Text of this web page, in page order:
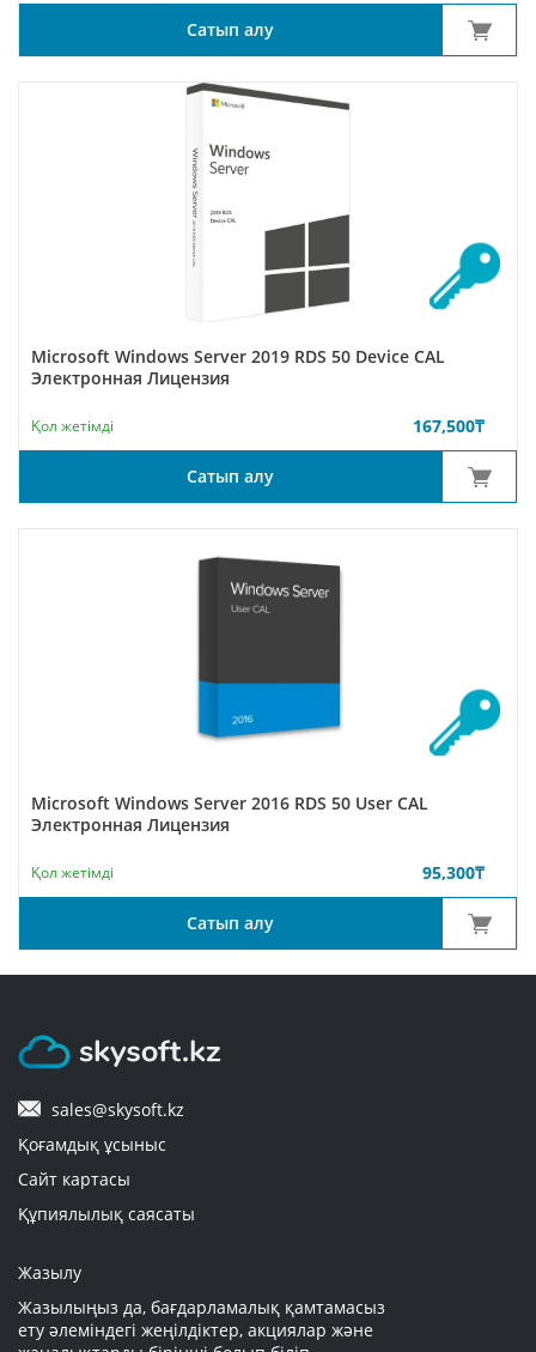
Сатып алу
Microsoft Windows Server 2019 RDS 50 Device CAL
Электронная Лицензия
Қол жетімді 167,500₸
Сатып алу
Microsoft Windows Server 2016 RDS 50 User CAL
Электронная Лицензия
Қол жетімді 95,300₸
Сатып алу
sales@skysoft.kz
Қоғамдық ұсыныс
Сайт картасы
Құпиялылық саясаты
Жазылу
Жазылыңыз да, бағдарламалық қамтамасыз
ету әлеміндегі жеңілдіктер, акциялар және